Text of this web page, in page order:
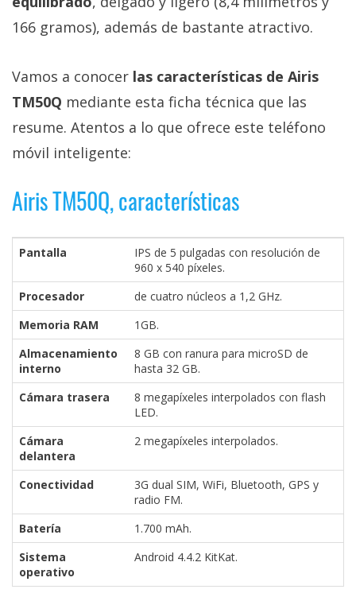
Sobre
nosotros
/
Cambiar
opciones
de
Aviso
comunicación
digital donde
encontrarás
todas las
noticias sobre
tecnología,
móviles,
ordenadores,
informática,
videojuegos,
comparativas,
trucos y
tutoriales.
El Grupo
Informático
(CC) 2006-
2026.Algunos
derechos
reservados.
166 gramos), además de bastante atractivo.
Vamos a conocer las características de Airis
TM50Q mediante esta ficha técnica que las
resume. Atentos a lo que ofrece este teléfono
móvil inteligente:
Airis TM50Q, características
Pantalla
IPS de 5 pulgadas con resolución de
960 x 540 píxeles.
Procesador
de cuatro núcleos a 1,2 GHz.
Memoria RAM
1GB.
Almacenamiento
interno
8 GB con ranura para microSD de
hasta 32 GB.
Cámara trasera
8 megapíxeles interpolados con flash
LED.
Cámara
delantera
2 megapíxeles interpolados.
Conectividad
3G dual SIM, WiFi, Bluetooth, GPS y
radio FM.
Batería
1.700 mAh.
Sistema
operativo
Android 4.4.2 KitKat.